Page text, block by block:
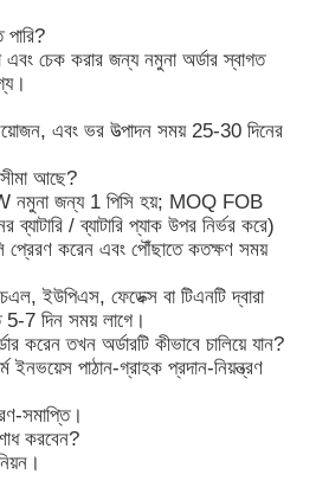
এবং চেক করার জন্য নমুনা অর্ডার স্বাগত
এবং ভর উত্পাদন সময় 25-30 দিনের
আছে?
নমুনা জন্য 1 পিসি হয়; MOQ FOB
/ ব্যাটারি প্যাক উপর নির্ভর করে)
প্রেরণ করেন এবং পৌঁছাতে কতক্ষণ সময়
ইউপিএস, ফেডেক্স বা টিএনটি দ্বারা
5-7 দিন সময় লাগে।
করেন তখন অর্ডারটি কীভাবে চালিয়ে যান?
ইনভয়েস পাঠান-গ্রাহক প্রদান-নিয়ন্ত্রণ
সমাপ্তি।
করবেন?